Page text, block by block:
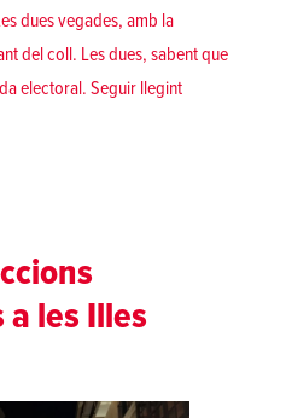
dues vegades, amb la
del coll. Les dues, sabent que
electoral. Seguir llegint«Els
les Illes